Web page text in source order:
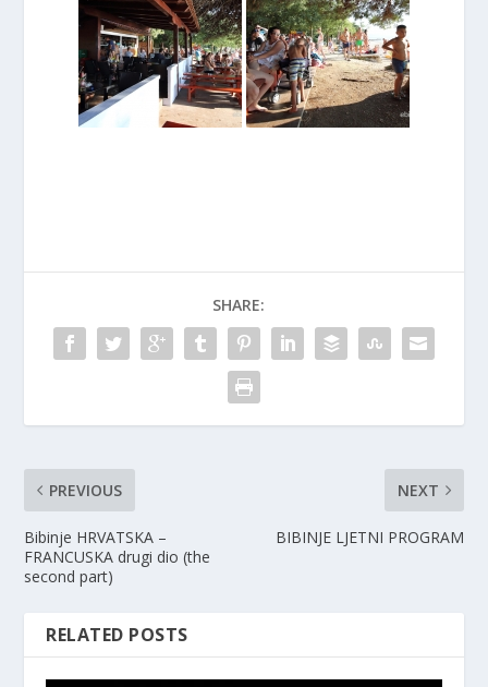
SHARE:
PREVIOUS
Bibinje HRVATSKA –
FRANCUSKA drugi dio (the
second part)
NEXT
BIBINJE LJETNI PROGRAM
RELATED POSTS